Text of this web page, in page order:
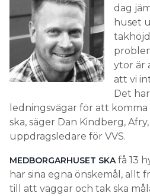
dag
huset
ytor är
att vi
Det
ledningsvägar för att
ska, säger Dan Kindberg,
uppdragsledare för VVS.
MEDBORGARHUSET SKA få 13
har sina egna önskemål, allt
till att väggar och tak ska